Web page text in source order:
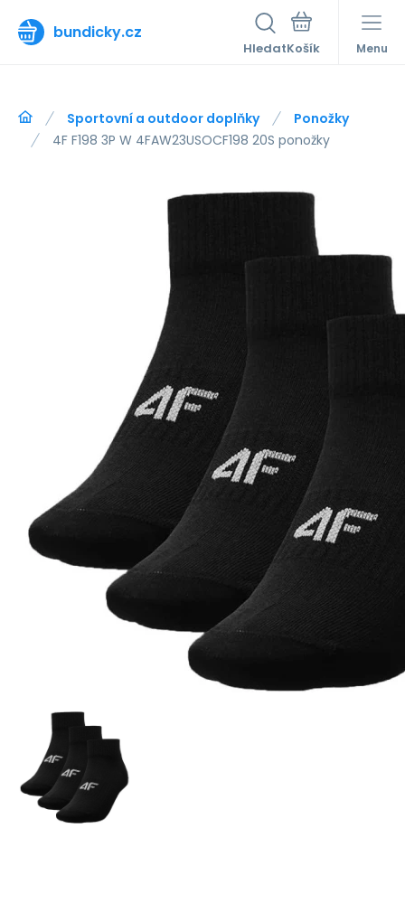
bundicky.cz
Hledat Menu
Sportovní a outdoor doplňky
Ponožky
4F F198 3P W 4FAW23USOCF198 20S ponožky